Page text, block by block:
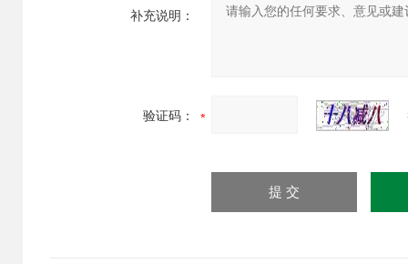
补充说明：
验证码：